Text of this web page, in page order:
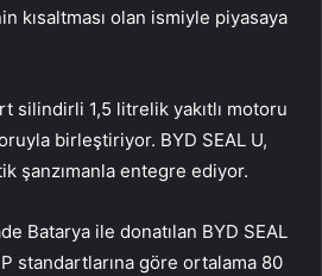
kısaltması olan ismiyle piyasaya
silindirli 1,5 litrelik yakıtlı motoru
birleştiriyor. BYD SEAL U,
şanzımanla entegre ediyor.
Batarya ile donatılan BYD SEAL
standartlarına göre ortalama 80